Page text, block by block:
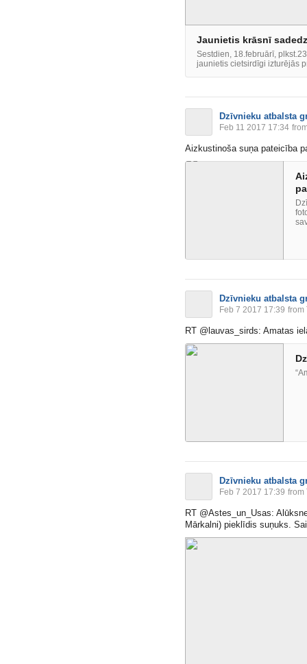
Jaunietis krāsnī
Sestdien, 18.februārī,
jaunietis cietsirdīgi izturējās
Dzīvnieku atbalsta
Feb 11 2017 17:34
Aizkustinoša suņa pateicība
Dzīvnieku atbalsta
Feb 7 2017 17:39 from
RT @lauvas_sirds: Amatas
Dzīvnieku atbalsta
Feb 7 2017 17:39 from
RT @Astes_un_Usas:
Mārkalni) pieklīdis suņuks.